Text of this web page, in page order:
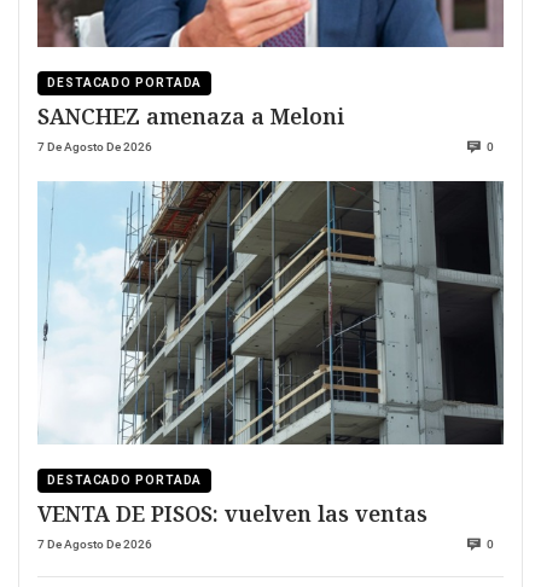
DESTACADO PORTADA
SANCHEZ amenaza a Meloni
7 De Agosto De 2026 0
DESTACADO PORTADA
VENTA DE PISOS: vuelven las ventas
7 De Agosto De 2026 0